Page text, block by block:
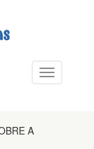
Alternar
A